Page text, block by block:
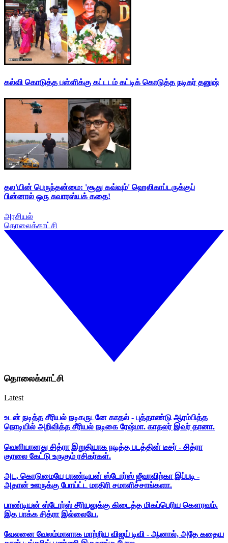
கல்வி கொடுத்த பள்ளிக்கு கட்டடம் கட்டிக் கொடுத்த நடிகர் தனுஷ்
தல'யின் பெருந்தன்மை: 'சூது கவ்வும்' ஹெலிகாப்டருக்குப்
பின்னால் ஒரு சுவாரஸ்யக் கதை!
அரசியல்
தொலைக்காட்சி
தொலைக்காட்சி
Latest
உடன் நடித்த சீரியல் நடிகருடனே காதல் - புத்தாண்டு ஆரம்பித்த
நொடியில் அறிவித்த சீரியல் நடிகை ரேஷ்மா. காதலர் இவர் தானா.
வெளியானது சித்ரா இறுதியாக நடித்த படத்தின் டீசர் - சித்ரா
குரலை கேட்டு உருகும் ரசிகர்கள்.
அட, கொடுமையே பாண்டியன் ஸ்டோர்ஸ் ஜீவாவிற்கா இப்படி -
அதான் ஊருக்கு போய்ட்ட மாதிரி சமாளிச்சாங்களா.
பாண்டியன் ஸ்டோர்ஸ் சீரியலுக்கு கிடைத்த மிகப்பெரிய கௌரவம்.
இத பாக்க சித்ரா இல்லையே.
வேலனை வேலம்மாளாக மாற்றிய விஜய் டிவி - ஆனால், அதே கதைய